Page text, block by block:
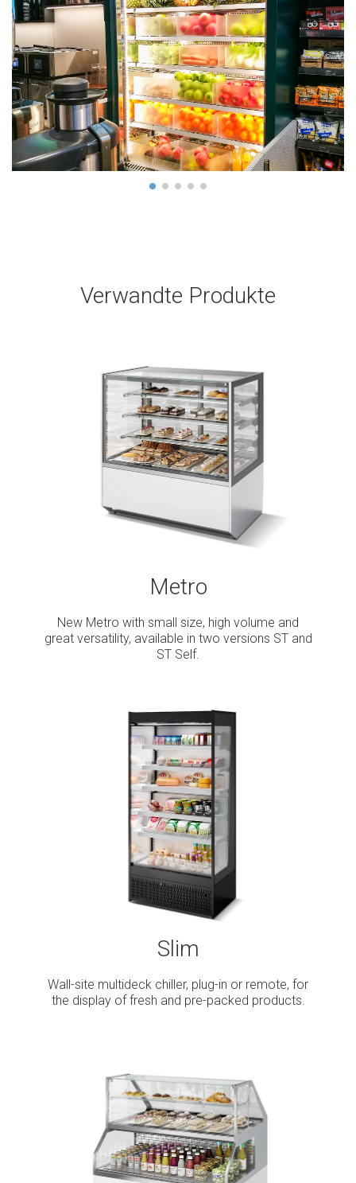
Verwandte Produkte
Metro
New Metro with small size, high volume and
great versatility, available in two versions ST and
ST Self.
Slim
Wall-site multideck chiller, plug-in or remote, for
the display of fresh and pre-packed products.